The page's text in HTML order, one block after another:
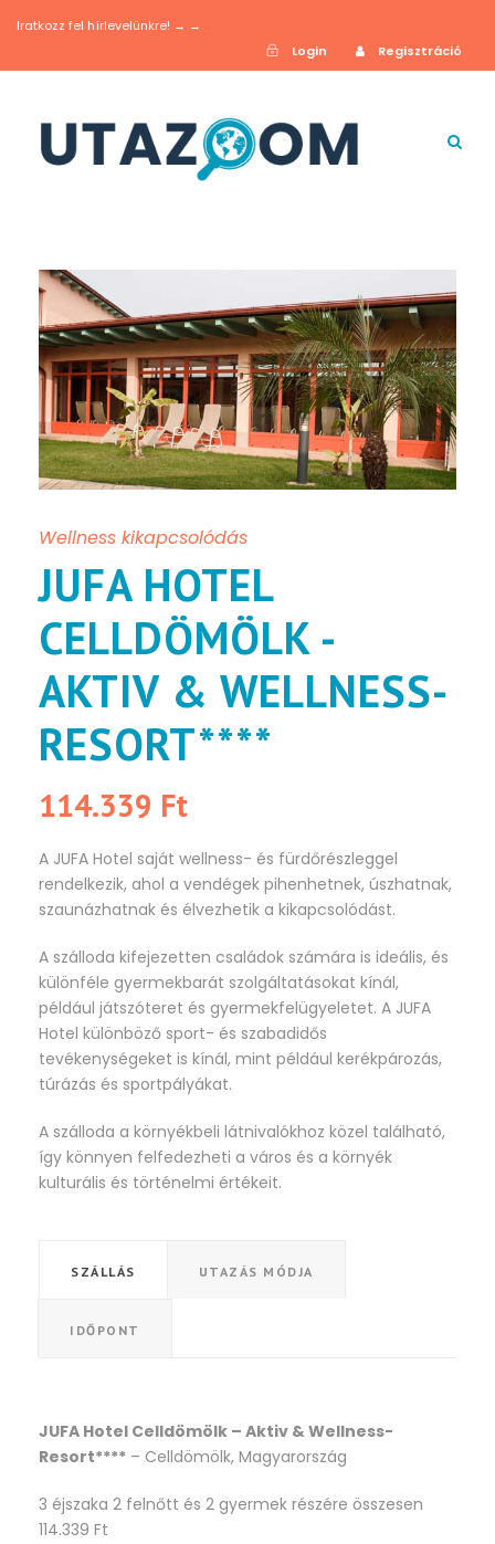
Iratkozz fel hírlevelünkre! → →
Login
Regisztráció
Wellness kikapcsolódás
JUFA HOTEL
CELLDÖMÖLK -
AKTIV & WELLNESS-
RESORT****
114.339 Ft
A JUFA Hotel saját wellness- és fürdőrészleggel
rendelkezik, ahol a vendégek pihenhetnek, úszhatnak,
szaunázhatnak és élvezhetik a kikapcsolódást.
A szálloda kifejezetten családok számára is ideális, és
különféle gyermekbarát szolgáltatásokat kínál,
például játszóteret és gyermekfelügyeletet. A JUFA
Hotel különböző sport- és szabadidős
tevékenységeket is kínál, mint például kerékpározás,
túrázás és sportpályákat.
A szálloda a környékbeli látnivalókhoz közel található,
így könnyen felfedezheti a város és a környék
kulturális és történelmi értékeit.
SZÁLLÁS UTAZÁS MÓDJA
IDŐPONT
JUFA Hotel Celldömölk – Aktiv & Wellness-
Resort**** – Celldömölk, Magyarország
3 éjszaka 2 felnőtt és 2 gyermek részére összesen
114.339 Ft